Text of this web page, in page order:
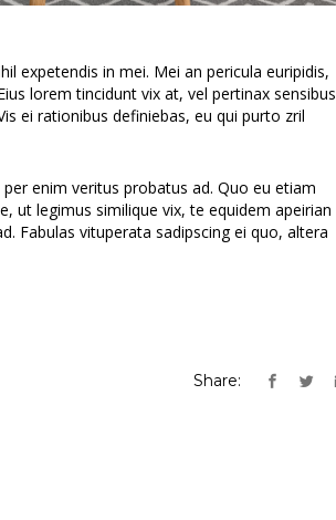
expetendis in mei. Mei an pericula euripidis,
lorem tincidunt vix at, vel pertinax sensibus
ei rationibus definiebas, eu qui purto zril
enim veritus probatus ad. Quo eu etiam
ut legimus similique vix, te equidem apeirian
Fabulas vituperata sadipscing ei quo, altera
Share: